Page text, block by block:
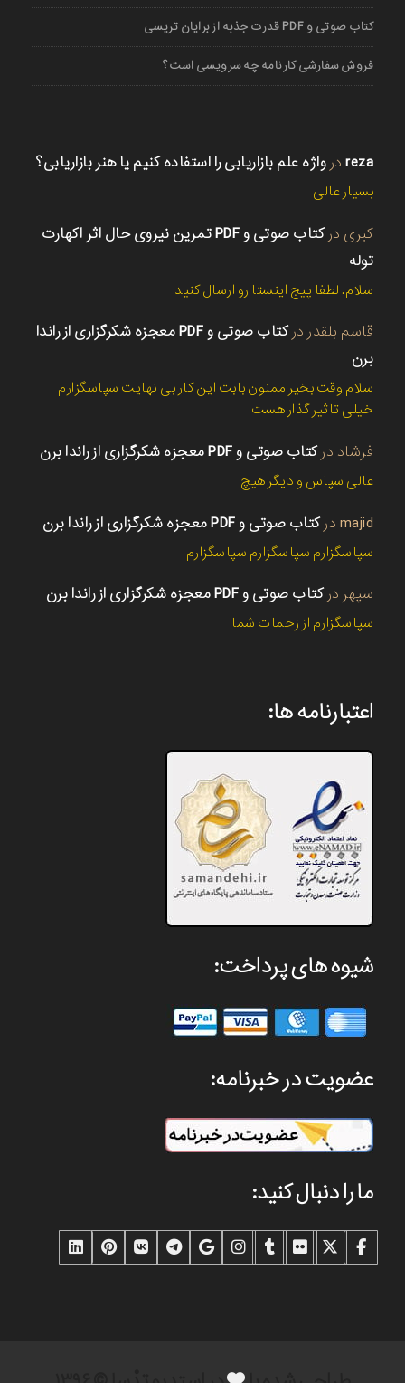
کتاب صوتی و PDF قدرت جذبه از برایان تریسی
فروش سفارشی کارنامه چه سرویسی است؟
reza در واژه علم بازاریابی را استفاده کنیم یا هنر بازاریابی؟
بسیار عالی
کبری در
کتاب صوتی و PDF تمرین نیروی حال اثر اکهارت
توله
سلام. لطفا پیج اینستا رو ارسال کنید
قاسم بلقدر در
کتاب صوتی و PDF معجزه شکرگزاری از راندا
برن
سلام وقت بخیر ممنون بابت این کار بی نهایت سپاسگزارم
خیلی تاثیر گذار هست
فرشاد درکتاب صوتی و PDF معجزه شکرگزاری از راندا برن
عالی سپاس و دیگر هیچ
majid درکتاب صوتی و PDF معجزه شکرگزاری از راندا برن
سپاسگزارم سپاسگزارم سپاسگزارم
سپهر درکتاب صوتی و PDF معجزه شکرگزاری از راندا برن
سپاسگزارم از زحمات شما
اعتبارنامه ها:
شیوه های پرداخت:
عضویت در خبرنامه:
ما را دنبال کنید: